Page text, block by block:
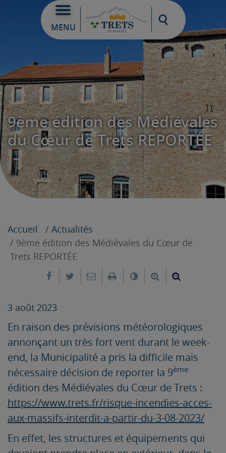
MENU
Moteur de
9ème édition des Médiévales
du Cœur de Trets REPORTÉE
Accueil
Actualités
9ème édition des Médiévales du Cœur de
Trets REPORTÉE
Partager sur Facebook
Partager sur Twitter
Envoyer par e-mail
ImprimerChanger leAgrandir le
3 août 2023
En raison des prévisions météorologiques
annonçant un très fort vent durant le week-
end, la Municipalité a pris la difficile mais
nécessaire décision de reporter la 9ème
édition des Médiévales du Cœur de Trets :
https://www.trets.fr/risque-incendies-acces-
aux-massifs-interdit-a-partir-du-3-08-2023/
En effet, les structures et équipements qui